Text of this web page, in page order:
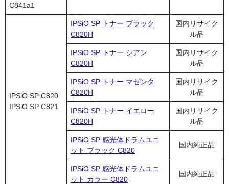
C841a1
IPSiO SP C820
IPSiO SP C821
IPSiO SP トナー ブラック
C820H
国内リサイク
ル品
IPSiO SP トナー シアン
C820H
国内リサイク
ル品
IPSiO SP トナー マゼンタ
C820H
国内リサイク
ル品
IPSiO SP トナー イエロー
C820H
国内リサイク
ル品
IPSiO SP 感光体ドラムユニ
ット ブラック C820
国内純正品
IPSiO SP 感光体ドラムユニ
ット カラー C820
国内純正品